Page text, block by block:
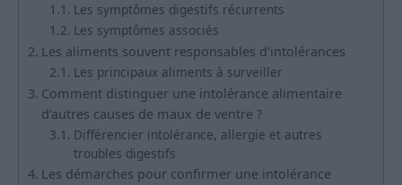
Les symptômes digestifs récurrents
Les symptômes associés
Les aliments souvent responsables d’intolérances
Les principaux aliments à surveiller
Comment distinguer une intolérance alimentaire
d’autres causes de maux de ventre ?
Différencier intolérance, allergie et autres
troubles digestifs
Les démarches pour confirmer une intolérance